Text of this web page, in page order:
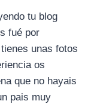
tu blog
fué por
unas fotos
os
que no hayais
pais muy